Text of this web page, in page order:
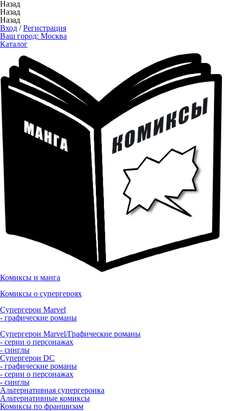
Назад
Назад
Назад
Вход /Регистрация
Ваш город: Москва
Каталог
Комиксы и манга
Комиксы о супергероях
Супергерои Marvel
- графические романы
Супергерои Marvel/Графические романы
- серии о персонажах
- синглы
Супергерои DC
- графические романы
- серии о персонажах
- синглы
Альтернативная супергероика
Альтернативные комиксы
Комиксы по франшизам